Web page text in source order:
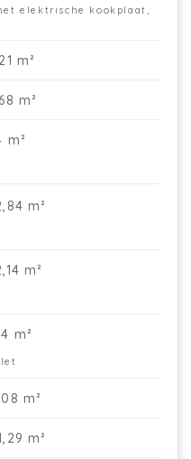
elektrische kookplaat,
m²
m²
m²
m²
m²
m²
m²
m²